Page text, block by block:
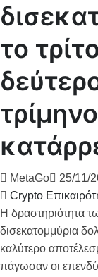
το
MetaGo
25/11/
Crypto
Η δραστηριότητα
δισεκατομμύρια
καλύτερο
πάγωσαν οι